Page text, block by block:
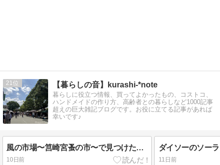
21 【暮らしの音】kurashi-*note
暮らしに役立つ情報、買ってよかったもの、コストコ、
ハンドメイドの作り方、高齢者との暮らしなど1000記事
超えの巨大雑記ブログです。お役に立てる記事があれば
幸いです♪
風の市場〜筥崎宮蚤の市〜で見つけたアンティークなフェンスで庭の青写真を構想中
10日前 11日前